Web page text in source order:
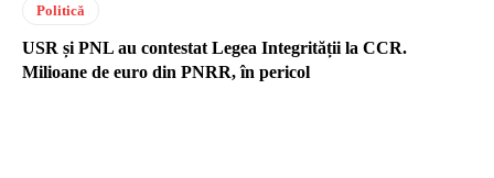
Politică
USR și PNL au contestat Legea Integrității la CCR.
Milioane de euro din PNRR, în pericol